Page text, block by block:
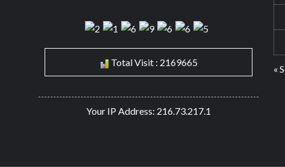
Total Visit : 2169665
Your IP Address: 216.73.217.1
«